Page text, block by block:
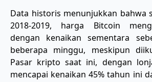
Data historis menunjukkan bahwa
2018-2019, harga Bitcoin
dengan kenaikan sementara
beberapa minggu, meskipun
Pasar kripto saat ini, dengan
mencapai kenaikan 45% tahun ini